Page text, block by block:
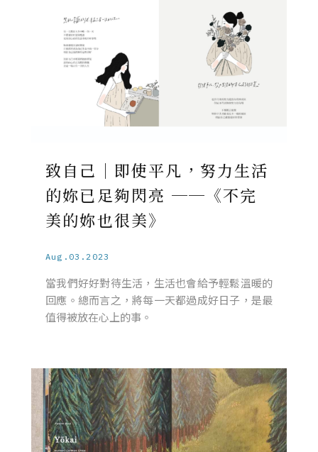
致自己｜即使平凡，努力生活
的妳已足夠閃亮 ──《不完
美的妳也很美》
Aug.03.2023
當我們好好對待生活，生活也會給予輕鬆溫暖的
回應。總而言之，將每一天都過成好日子，是最
值得被放在心上的事。